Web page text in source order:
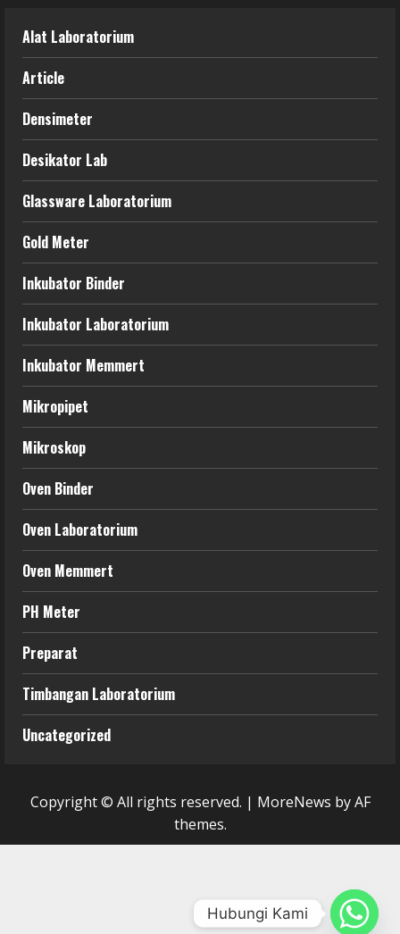
Alat Laboratorium
Article
Densimeter
Desikator Lab
Glassware Laboratorium
Gold Meter
Inkubator Binder
Inkubator Laboratorium
Inkubator Memmert
Mikropipet
Mikroskop
Oven Binder
Oven Laboratorium
Oven Memmert
PH Meter
Preparat
Timbangan Laboratorium
Uncategorized
Copyright © All rights reserved. | MoreNews by AF
themes.
Hubungi Kami